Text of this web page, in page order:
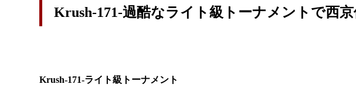
Krush-171-過酷なライト級トーナメントで西
Krush-171-ライト級トーナメント